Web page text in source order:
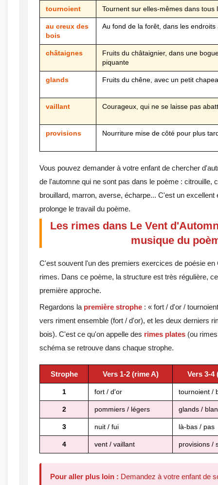
tournoient Tournent sur elles-mêmes dans tous
au creux des
bois
Au fond de la forêt, dans les endroits
châtaignes
Fruits du châtaignier, dans une
piquante
glands Fruits du chêne, avec un petit
vaillant Courageux, qui ne se laisse pas
provisions Nourriture mise de côté pour plus
Vous pouvez demander à votre enfant de chercher
de l'automne qui ne sont pas dans le poème : citrouille,
brouillard, marron, averse, écharpe... C'est un
prolonge le travail du poème.
Les rimes dans Le Vent
musique du
C'est souvent l'un des premiers exercices de poésie en
rimes. Dans ce poème, la structure est très régulière,
première approche.
Regardons la première strophe : « fort / d'or /
vers riment ensemble (fort / d'or), et les deux derniers
bois). C'est ce qu'on appelle des rimes plates (ou
schéma se retrouve dans chaque strophe.
Strophe Vers 1-2 (rime A) Vers 3-4
1 fort / d'or tournoient /
2 pommiers / légers glands /
3 nuit / fui là-bas / pas
4 vent / vaillant provisions /
Pour aller plus loin : Demandez à votre enfant de